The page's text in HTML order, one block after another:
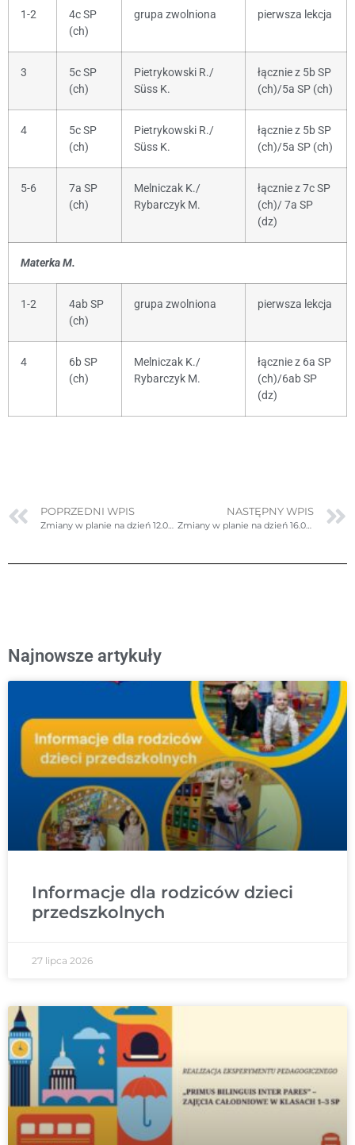
1-2
4c SP
(ch)
grupa zwolniona pierwsza lekcja
3
5c SP
(ch)
Pietrykowski R./
Süss K.
łącznie z 5b SP
(ch)/5a SP (ch)
4
5c SP
(ch)
Pietrykowski R./
Süss K.
łącznie z 5b SP
(ch)/5a SP (ch)
5-6
7a SP
(ch)
Melniczak K./
Rybarczyk M.
łącznie z 7c SP
(ch)/ 7a SP
(dz)
Materka M.
1-2
4ab SP
(ch)
grupa zwolniona pierwsza lekcja
4
6b SP
(ch)
Melniczak K./
Rybarczyk M.
łącznie z 6a SP
(ch)/6ab SP
(dz)
POPRZEDNI WPIS NASTĘPNY WPIS
Zmiany w planie na dzień 16.09.2025r. (wtorek)
Najnowsze artykuły
Informacje dla rodziców dzieci
przedszkolnych
27 lipca 2026